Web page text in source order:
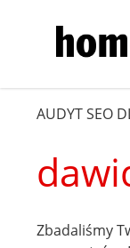
AUDYT SEO
Zbadaliśmy